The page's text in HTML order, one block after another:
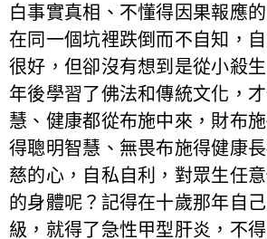
白事實真相、不懂得因果報應
在同一個坑裡跌倒而不自知，
很好，但卻沒有想到是從小殺
年後學習了佛法和傳統文化，
慧、健康都從布施中來，財布
得聰明智慧、無畏布施得健康
慈的心，自私自利，對眾生任
的身體呢？記得在十歲那年自
級，就得了急性甲型肝炎，不